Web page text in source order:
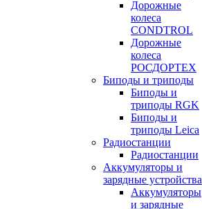
Дорожные
колеса
CONDTROL
Дорожные
колеса
РОСДОРТЕХ
Биподы и триподы
Биподы и
триподы RGK
Биподы и
триподы Leica
Радиостанции
Радиостанции
Аккумуляторы и
зарядные устройства
Аккумуляторы
и зарядные